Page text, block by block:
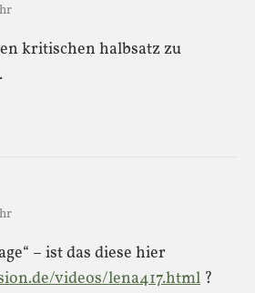
kritischen halbsatz zu
– ist das diese hier
videos/lena417.html ?